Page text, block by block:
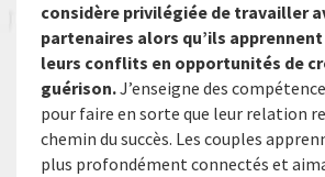
considère privilégiée de travailler
partenaires alors qu’ils
leurs conflits en opportunités de
guérison.J’enseigne des
pour faire en sorte que leur relation
chemin du succès. Les couples
plus profondément connectés et